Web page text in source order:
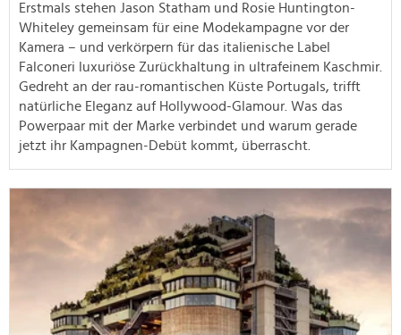
Erstmals stehen Jason Statham und Rosie Huntington-
Whiteley gemeinsam für eine Modekampagne vor der
Kamera – und verkörpern für das italienische Label
Falconeri luxuriöse Zurückhaltung in ultrafeinem Kaschmir.
Gedreht an der rau-romantischen Küste Portugals, trifft
natürliche Eleganz auf Hollywood-Glamour. Was das
Powerpaar mit der Marke verbindet und warum gerade
jetzt ihr Kampagnen-Debüt kommt, überrascht.